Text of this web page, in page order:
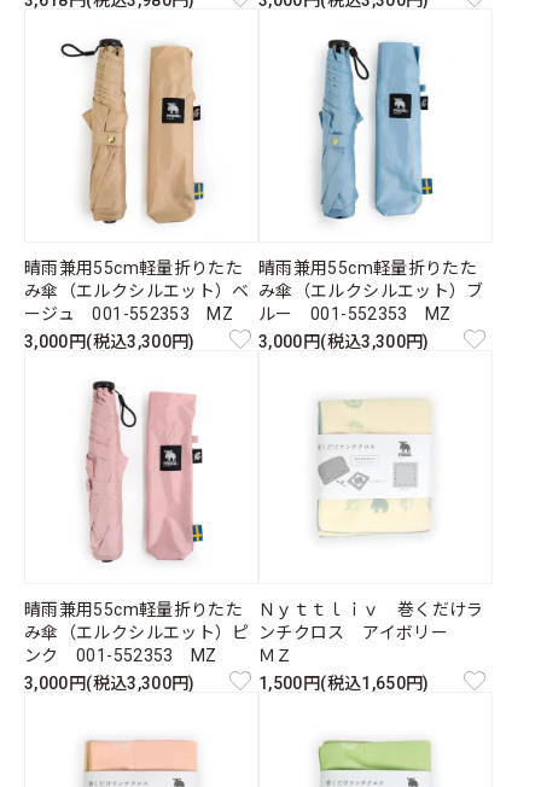
晴雨兼用55cm軽量折りたた
み傘（エルクシルエット）ベ
ージュ 001-552353 MZ
3,000円(税込3,300円)
晴雨兼用55cm軽量折りたた
み傘（エルクシルエット）ブ
ルー 001-552353 MZ
3,000円(税込3,300円)
晴雨兼用55cm軽量折りたた
み傘（エルクシルエット）ピ
ンク 001-552353 MZ
3,000円(税込3,300円)
Ｎｙｔｔｌｉｖ 巻くだけラ
ンチクロス アイボリー
ＭＺ
1,500円(税込1,650円)